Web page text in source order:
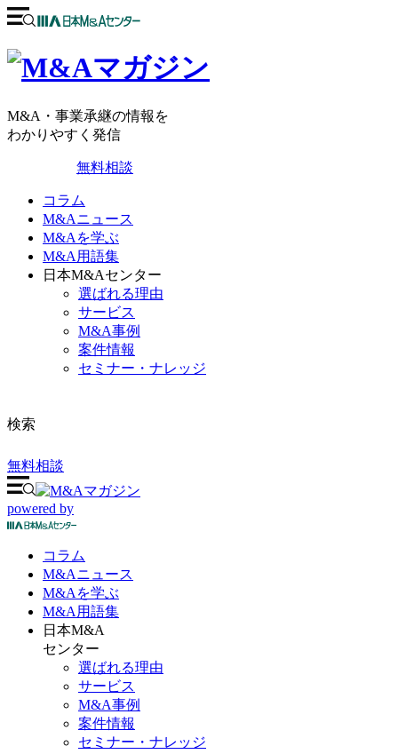
M&A・事業承継の情報を
わかりやすく発信
無料相談
コラム
M&Aニュース
M&Aを学ぶ
M&A用語集
日本M&Aセンター
選ばれる理由
サービス
M&A事例
案件情報
セミナー・ナレッジ
検索
無料相談
powered by
コラム
M&Aニュース
M&Aを学ぶ
M&A 用語集
日本M&A
センター
選ばれる理由
サービス
M&A事例
案件情報
セミナー・ナレッジ